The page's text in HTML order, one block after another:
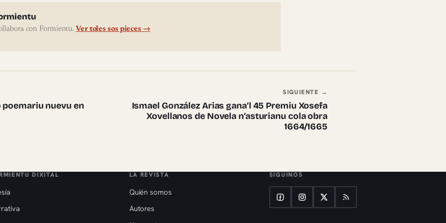
con Formientu. Ver toles sos pieces →
pieces
poemariu nuevu en
SIGUIENTE →
Ismael González Arias gana’l 45 Premiu Xosefa
Xovellanos de Novela n’asturianu cola obra
1664/1665
DIXITAL LA REVISTA
Quién somos
Autores
SÍGUINOS